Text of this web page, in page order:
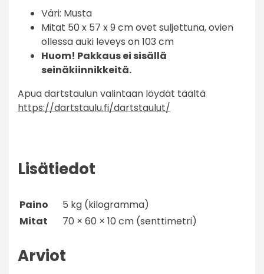
Väri: Musta
Mitat 50 x 57 x 9 cm ovet suljettuna, ovien
ollessa auki leveys on 103 cm
Huom! Pakkaus ei sisällä
seinäkiinnikkeitä.
Apua dartstaulun valintaan löydät täältä
https://dartstaulu.fi/dartstaulut/
Lisätiedot
Paino
5 kg (kilogramma)
Mitat
70 × 60 × 10 cm (senttimetri)
Arviot